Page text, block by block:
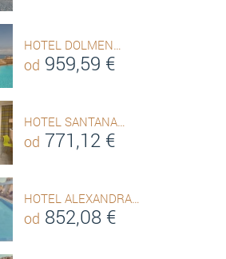
HOTEL DOLMEN…
od 959,59 €
HOTEL SANTANA…
od 771,12 €
HOTEL ALEXANDRA…
od 852,08 €